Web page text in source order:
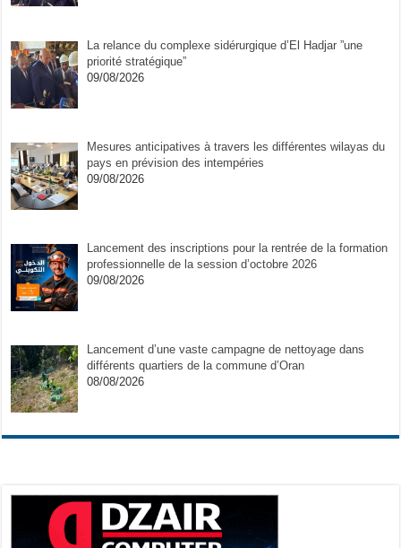
La relance du complexe sidérurgique d’El Hadjar ”une
priorité stratégique”
09/08/2026
Mesures anticipatives à travers les différentes wilayas du
pays en prévision des intempéries
09/08/2026
Lancement des inscriptions pour la rentrée de la formation
professionnelle de la session d’octobre 2026
09/08/2026
Lancement d’une vaste campagne de nettoyage dans
différents quartiers de la commune d’Oran
08/08/2026